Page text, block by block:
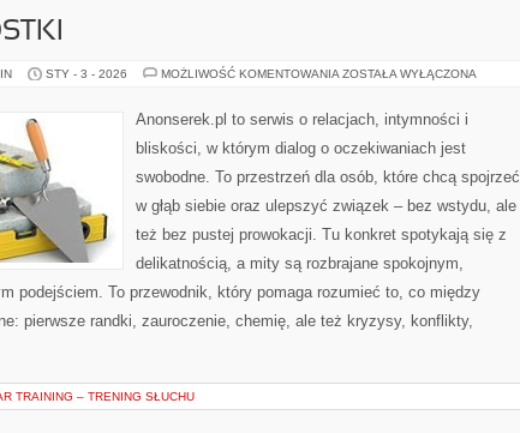
STY - 3 - 2026 MOŻLIWOŚĆ KOMENTOWANIA CIEKAWOSTKI
ZOSTAŁA WYŁĄCZONA
Anonserek.pl to serwis o relacjach, intymności i
bliskości, w którym dialog o oczekiwaniach jest
swobodne. To przestrzeń dla osób, które chcą spojrzeć
w głąb siebie oraz ulepszyć związek – bez wstydu, ale
też bez pustej prowokacji. Tu konkret spotykają się z
delikatnością, a mity są rozbrajane spokojnym,
podejściem. To przewodnik, który pomaga rozumieć to, co między
pierwsze randki, zauroczenie, chemię, ale też kryzysy, konflikty,
TRAINING – TRENING SŁUCHU